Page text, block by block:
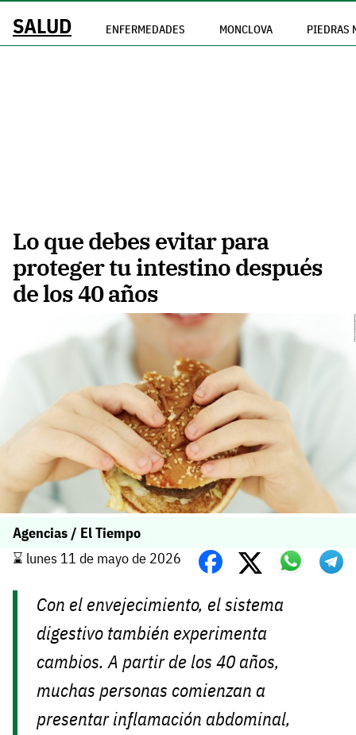
SALUD ENFERMEDADES MONCLOVA PIEDRAS
Lo que debes evitar para
proteger tu intestino después
de los 40 años
Agencias / El Tiempo
⌛️ lunes 11 de mayo de 2026
Con el envejecimiento, el sistema
digestivo también experimenta
cambios. A partir de los 40 años,
muchas personas comienzan a
presentar inflamación abdominal,